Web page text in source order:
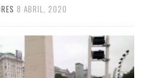
8 ABRIL, 2020